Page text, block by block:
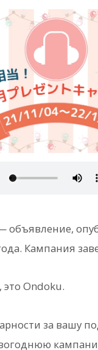
объявление,
Кампания
это Ondoku.
за вашу